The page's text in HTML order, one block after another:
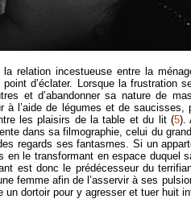
relation incestueuse entre la
d’éclater. Lorsque la frustration
et d’abandonner sa nature de
l’aide de légumes et de saucisses,
les plaisirs de la table et du lit (5).
dans sa filmographie, celui du
regards ses fantasmes. Si un
le transformant en espace duquel
est donc le prédécesseur du
femme afin de l’asservir à ses
un dortoir pour y agresser et tuer huit